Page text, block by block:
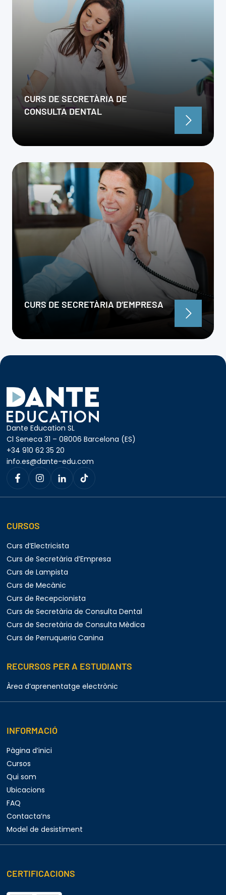
CURS DE SECRETÀRIA DE
CONSULTA DENTAL
CURS DE SECRETÀRIA D’EMPRESA
Dante Education SL
Cl Seneca 31 – 08006 Barcelona (ES)
+34 910 62 35 20
info.es@dante-edu.com
CURSOS
Curs d’Electricista
Curs de Secretària d’Empresa
Curs de Lampista
Curs de Mecànic
Curs de Recepcionista
Curs de Secretària de Consulta Dental
Curs de Secretària de Consulta Mèdica
Curs de Perruqueria Canina
RECURSOS PER A ESTUDIANTS
Àrea d’aprenentatge electrònic
INFORMACIÓ
Pàgina d’inici
Cursos
Qui som
Ubicacions
FAQ
Contacta’ns
Model de desistiment
CERTIFICACIONS